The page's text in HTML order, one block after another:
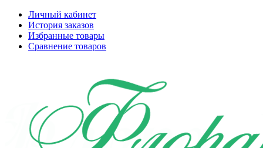
Личный кабинет
История заказов
Избранные товары
Сравнение товаров